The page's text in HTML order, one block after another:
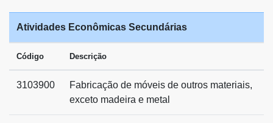
Atividades Econômicas Secundárias
Código Descrição
3103900
Fabricação de móveis de outros materiais,
exceto madeira e metal